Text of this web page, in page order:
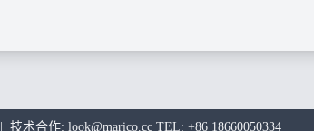
| 技术合作: look@marico.cc TEL: +86 18660050334